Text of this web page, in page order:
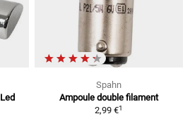
Spahn
Ampoule double filament
2,99 €1